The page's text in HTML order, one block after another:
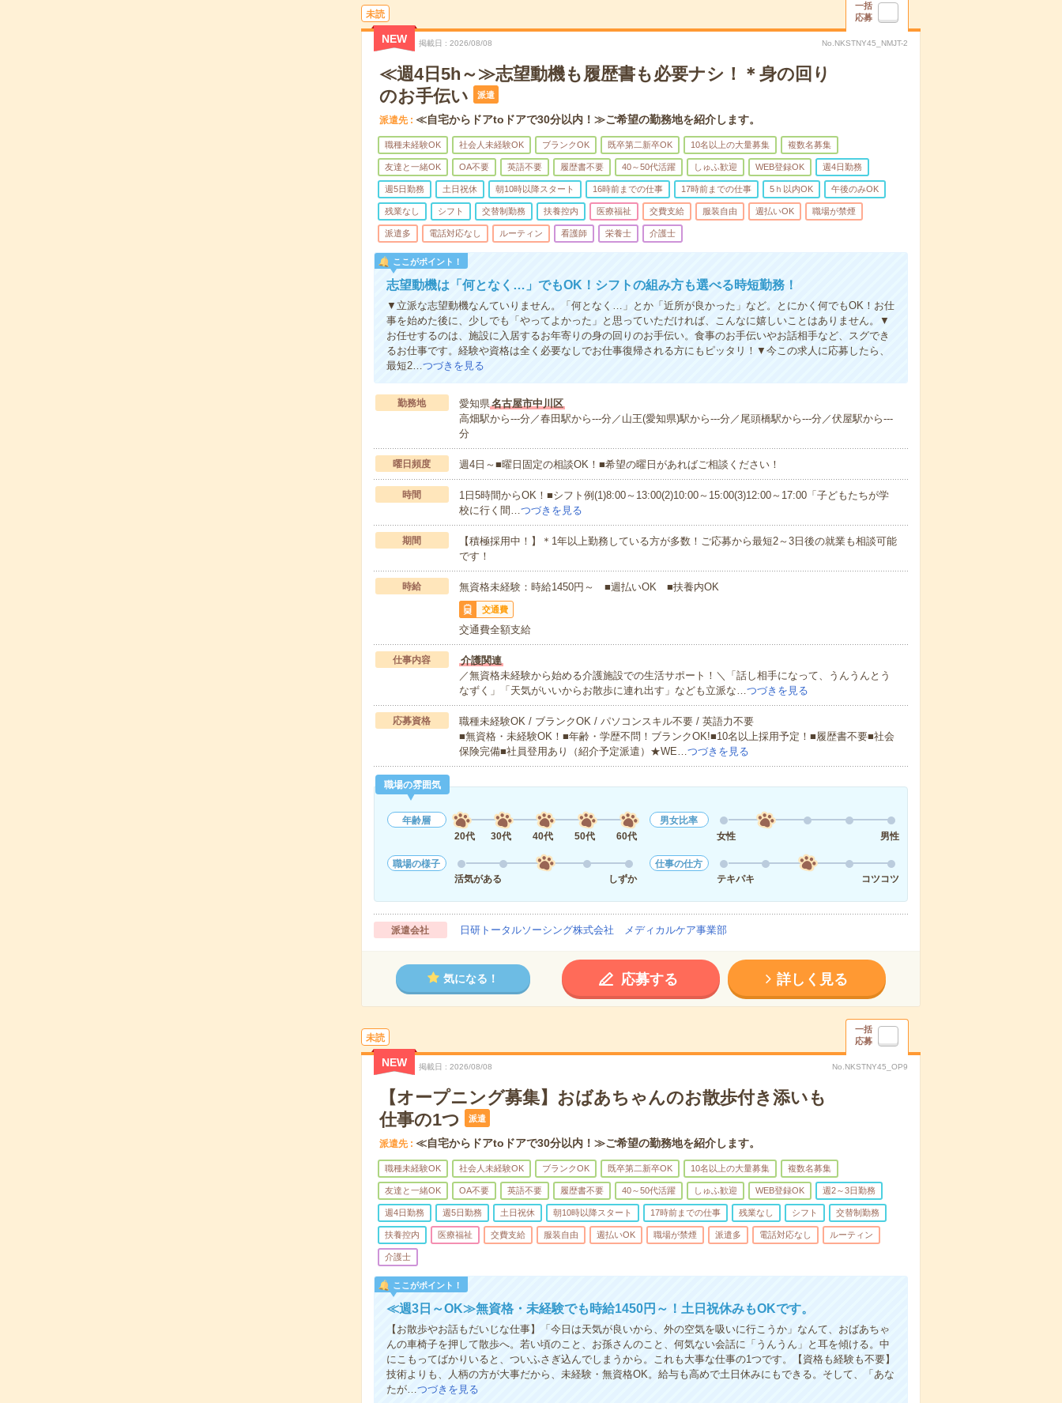
未読
一括
応募
NEW 掲載日 2026/08/08 No.NKSTNY45_NMJT-2
≪週4日5h～≫志望動機も履歴書も必要ナシ！＊身の回り
のお手伝い
派遣
派遣先 ≪自宅からドアtoドアで30分以内！≫ご希望の勤務地を紹介します。
職種未経験OK 社会人未経験OK ブランクOK 既卒第二新卒OK 10名以上の大量募集 複数名募集
友達と一緒OK OA不要 英語不要 履歴書不要 40～50代活躍 しゅふ歓迎 WEB登録OK 週4日勤務
週5日勤務 土日祝休 朝10時以降スタート 16時前までの仕事 17時前までの仕事 5ｈ以内OK 午後のみOK
残業なし シフト 交替制勤務 扶養控内 医療福祉 交費支給 服装自由 週払いOK 職場が禁煙
派遣多 電話対応なし ルーティン 看護師 栄養士 介護士
ここがポイント！
志望動機は「何となく…」でもOK！シフトの組み方も選べる時短勤務！
▼立派な志望動機なんていりません。「何となく…」とか「近所が良かった」など。とにかく何でもOK！お仕
事を始めた後に、少しでも「やってよかった」と思っていただければ、こんなに嬉しいことはありません。▼
お任せするのは、施設に入居するお年寄りの身の回りのお手伝い。食事のお手伝いやお話相手など、スグでき
るお仕事です。経験や資格は全く必要なしでお仕事復帰される方にもピッタリ！▼今この求人に応募したら、
最短2…つづきを見る
勤務地 愛知県名古屋市中川区
高畑駅から---分／春田駅から---分／山王(愛知県)駅から---分／尾頭橋駅から---分／伏屋駅から---
分
曜日頻度 週4日～■曜日固定の相談OK！■希望の曜日があればご相談ください！
時間
1日5時間からOK！■シフト例(1)8:00～13:00(2)10:00～15:00(3)12:00～17:00「子どもたちが学
校に行く間…つづきを見る
期間
【積極採用中！】＊1年以上勤務している方が多数！ご応募から最短2～3日後の就業も相談可能
です！
時給 無資格未経験：時給1450円～ ■週払いOK ■扶養内OK
交通費
交通費全額支給
仕事内容
介護関連
／無資格未経験から始める介護施設での生活サポート！＼「話し相手になって、うんうんとう
なずく」「天気がいいからお散歩に連れ出す」なども立派な…つづきを見る
応募資格
職種未経験OK / ブランクOK / パソコンスキル不要 / 英語力不要
■無資格・未経験OK！■年齢・学歴不問！ブランクOK!■10名以上採用予定！■履歴書不要■社会
保険完備■社員登用あり（紹介予定派遣）★WE…つづきを見る
職場の雰囲気
年齢層
20代
30代 40代 50代 60代
男女比率
女性
男性
職場の様子
活気がある
しずか
仕事の仕方
テキパキ
コツコツ
派遣会社 日研トータルソーシング株式会社 メディカルケア事業部
気になる！ 応募する 詳しく見る
未読
一括
応募
NEW 掲載日 2026/08/08 No.NKSTNY45_OP9
【オープニング募集】おばあちゃんのお散歩付き添いも
仕事の1つ
派遣
派遣先 ≪自宅からドアtoドアで30分以内！≫ご希望の勤務地を紹介します。
職種未経験OK 社会人未経験OK ブランクOK 既卒第二新卒OK 10名以上の大量募集 複数名募集
友達と一緒OK OA不要 英語不要 履歴書不要 40～50代活躍 しゅふ歓迎 WEB登録OK 週2～3日勤務
週4日勤務 週5日勤務 土日祝休 朝10時以降スタート 17時前までの仕事 残業なし シフト 交替制勤務
扶養控内 医療福祉 交費支給 服装自由 週払いOK 職場が禁煙 派遣多 電話対応なし ルーティン
介護士
ここがポイント！
≪週3日～OK≫無資格・未経験でも時給1450円～！土日祝休みもOKです。
【お散歩やお話もだいじな仕事】「今日は天気が良いから、外の空気を吸いに行こうか」なんて、おばあちゃ
んの車椅子を押して散歩へ。若い頃のこと、お孫さんのこと、何気ない会話に「うんうん」と耳を傾ける。中
にこもってばかりいると、ついふさぎ込んでしまうから。これも大事な仕事の1つです。【資格も経験も不要】
技術よりも、人柄の方が大事だから、未経験・無資格OK。給与も高めで土日休みにもできる。そして、「あな
たが…つづきを見る